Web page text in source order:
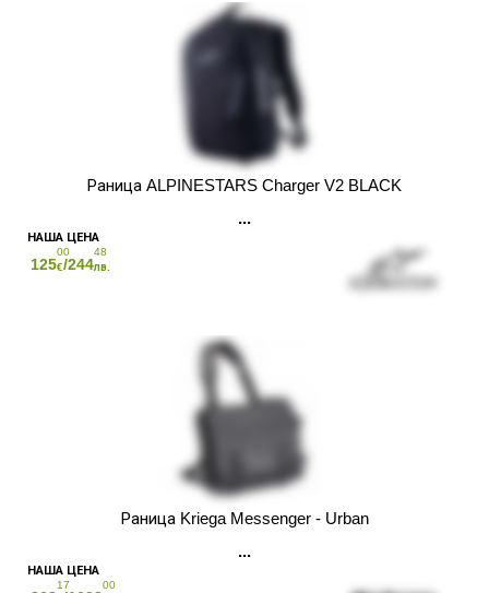
Раница ALPINESTARS Charger V2 BLACK
125
00
€/244
48
лв.
Раница Kriega Messenger - Urban
17 00